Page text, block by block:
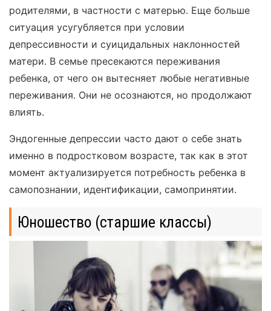
родителями, в частности с матерью. Еще больше
ситуация усугубляется при условии
депрессивности и суицидальных наклонностей
матери. В семье пресекаются переживания
ребенка, от чего он вытесняет любые негативные
переживания. Они не осознаются, но продолжают
влиять.
Эндогенные депрессии часто дают о себе знать
именно в подростковом возрасте, так как в этот
момент актуализируется потребность ребенка в
самопознании, идентификации, самопринятии.
Юношество (старшие классы)